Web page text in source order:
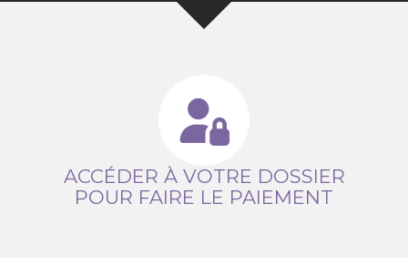
ACCÉDER À VOTRE DOSSIER
POUR FAIRE LE PAIEMENT